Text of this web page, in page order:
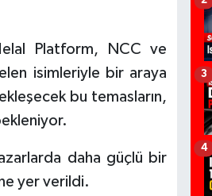
Platform, NCC ve
isimleriyle bir araya
bu temasların,
daha güçlü bir
yer verildi.
3
4